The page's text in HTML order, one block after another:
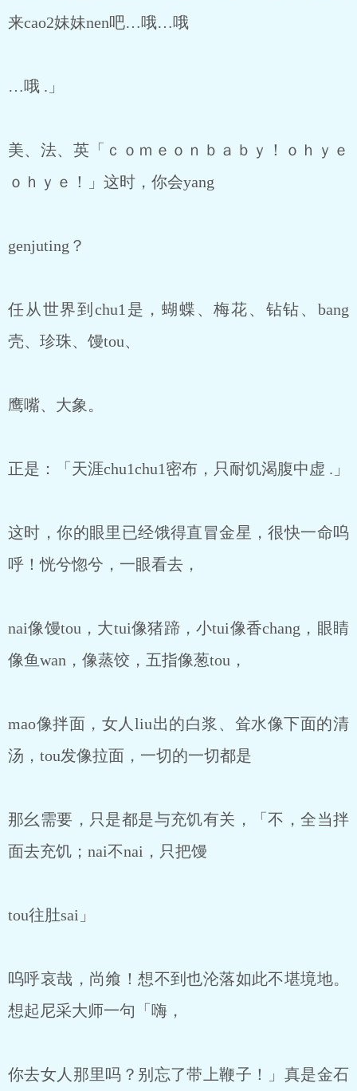
来cao2妹妹nen吧…哦…哦
…哦 .」
美、法、英「ｃｏｍｅｏｎｂａｂｙ！ｏｈｙｅ
ｏｈｙｅ！」这时，你会yang
genjuting？
任从世界到chu1是，蝴蝶、梅花、钻钻、bang
壳、珍珠、馒tou、
鹰嘴、大象。
正是：「天涯chu1chu1密布，只耐饥渴腹中虚 .」
这时，你的眼里已经饿得直冒金星，很快一命呜
呼！恍兮惚兮，一眼看去，
nai像馒tou，大tui像猪蹄，小tui像香chang，眼睛
像鱼wan，像蒸饺，五指像葱tou，
mao像拌面，女人liu出的白浆、耸水像下面的清
汤，tou发像拉面，一切的一切都是
那幺需要，只是都是与充饥有关，「不，全当拌
面去充饥；nai不nai，只把馒
tou往肚sai」
呜呼哀哉，尚飨！想不到也沦落如此不堪境地。
想起尼采大师一句「嗨，
你去女人那里吗？别忘了带上鞭子！」真是金石